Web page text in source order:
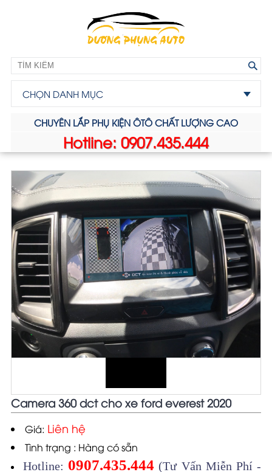
CHỌN DANH MỤC
CHUYÊN LẮP PHỤ KIỆN ÔTÔ CHẤT LƯỢNG CAO
Hotline: 0907.435.444
Camera 360 dct cho xe ford everest 2020
Giá: Liên hệ
Tình trạng : Hàng có sẵn
Hotline: 0907.435.444 (Tư Vấn Miễn Phí -